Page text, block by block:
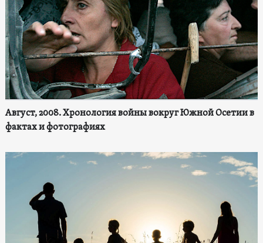
Август, 2008. Хронология войны вокруг Южной Осетии в
фактах и фотографиях